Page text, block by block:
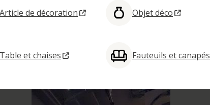
Article de décoration Objet déco
Table et chaises Fauteuils et canapés